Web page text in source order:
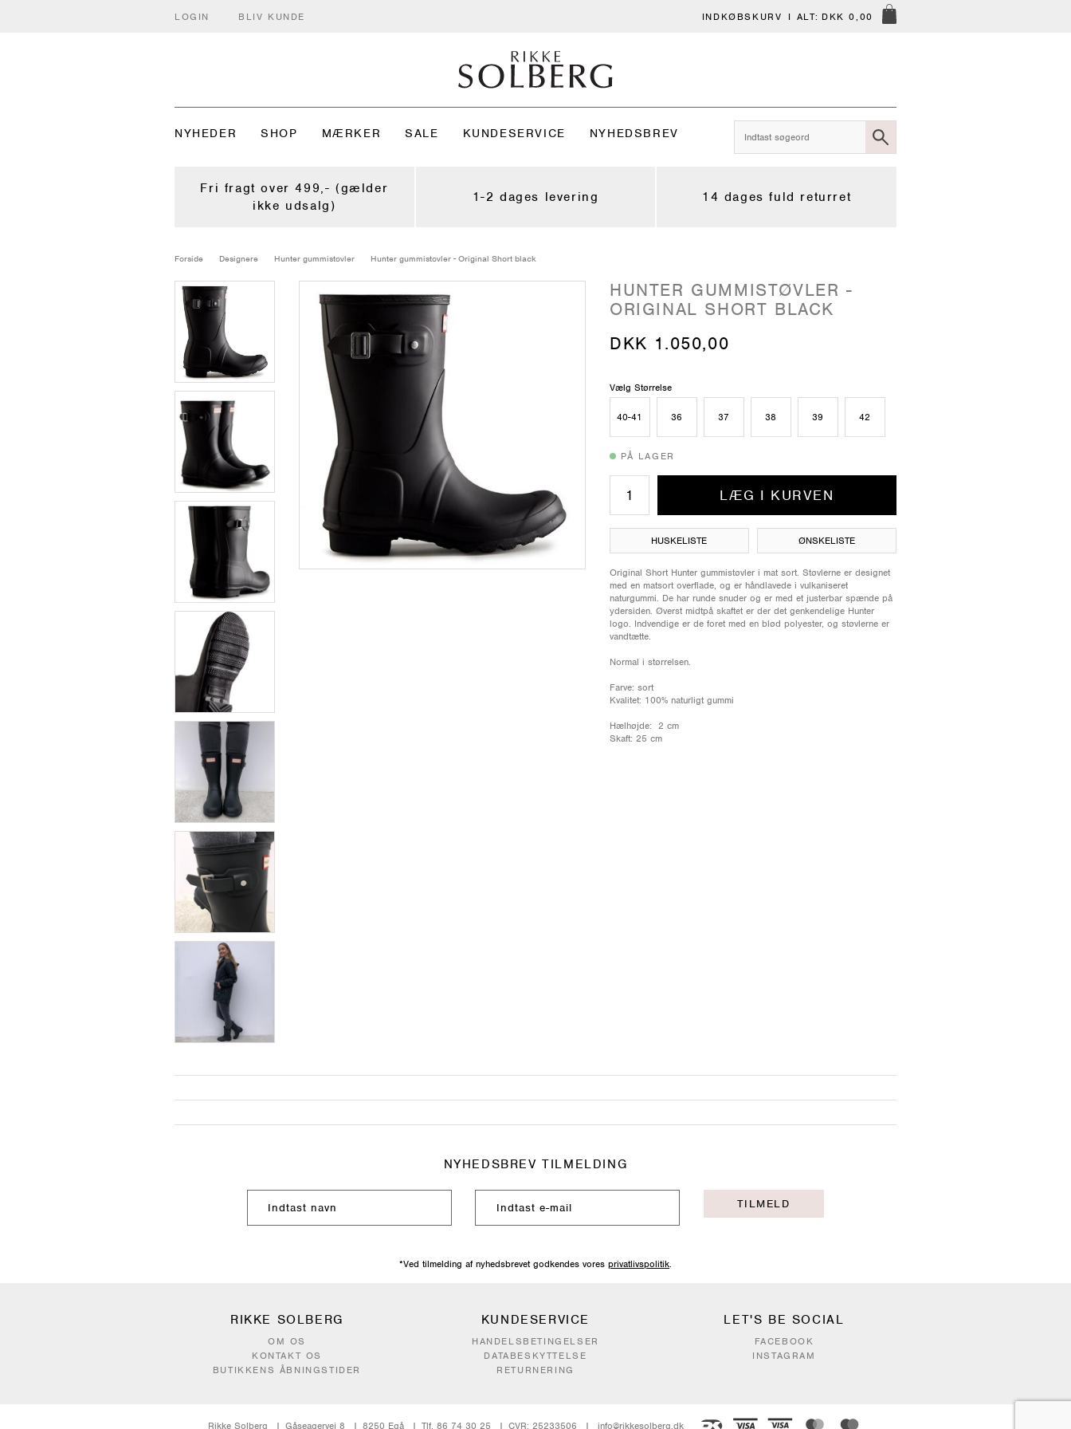
LOGIN BLIV KUNDE INDKØBSKURV I ALT: DKK 0,00
NYHEDER SHOP MÆRKER SALE KUNDESERVICE NYHEDSBREV
Fri fragt over 499,- (gælder
ikke udsalg)
1-2 dages levering 14 dages fuld returret
Forside Designere Hunter gummistøvler Hunter gummistøvler - Original Short black
HUNTER GUMMISTØVLER -
ORIGINAL SHORT BLACK
DKK 1.050,00
Vælg Størrelse
40-41 36 37 38 39 42
PÅ LAGER
LÆG I KURVEN
HUSKELISTE ØNSKELISTE
Original Short Hunter gummistøvler i mat sort. Støvlerne er designet
med en matsort overflade, og er håndlavede i vulkaniseret
naturgummi. De har runde snuder og er med et justerbar spænde på
ydersiden. Øverst midtpå skaftet er der det genkendelige Hunter
logo. Indvendige er de foret med en blød polyester, og støvlerne er
vandtætte.
Normal i størrelsen.
Farve: sort
Kvalitet: 100% naturligt gummi
Hælhøjde: 2 cm
Skaft: 25 cm
NYHEDSBREV TILMELDING
TILMELD
*Ved tilmelding af nyhedsbrevet godkendes vores privatlivspolitik.
RIKKE SOLBERG
OM OS
KONTAKT OS
BUTIKKENS ÅBNINGSTIDER
KUNDESERVICE
HANDELSBETINGELSER
DATABESKYTTELSE
RETURNERING
LET'S BE SOCIAL
FACEBOOK
INSTAGRAM
Rikke Solberg Gåseagervej 8 8250 Egå Tlf. 86 74 30 25 CVR: 25233506 info@rikkesolberg.dk